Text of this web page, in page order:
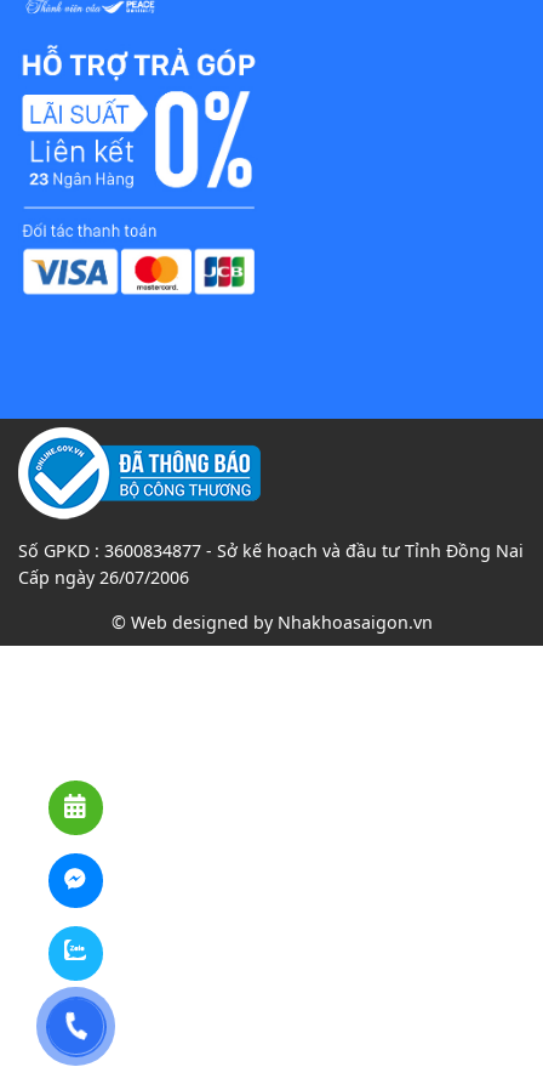
Số GPKD : 3600834877 - Sở kế hoạch và đầu tư Tỉnh Đồng Nai
Cấp ngày 26/07/2006
© Web designed by Nhakhoasaigon.vn